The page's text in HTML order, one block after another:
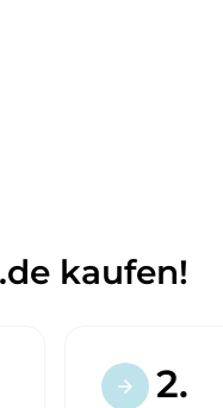
kaufen!
arrow_forward 2.